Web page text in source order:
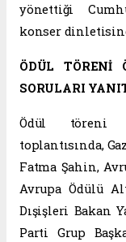
yönettiği
konser
ÖDÜL TÖRENİ
SORULARI
Ödül töreni
toplantısında,
Fatma Şahin,
Avrupa Ödülü
Dışişleri Bakan
Parti Grup